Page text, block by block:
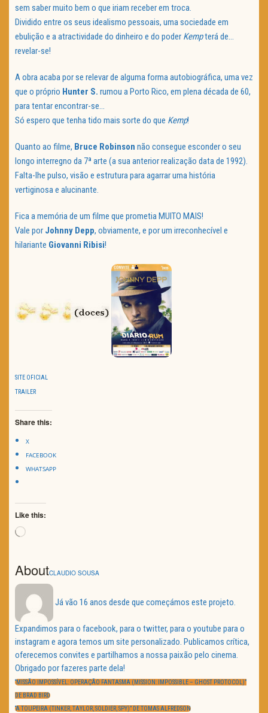
sem saber muito bem o que iriam receber em troca.
Dividido entre os seus idealismo pessoais, uma sociedade em
ebulição e a atractividade do dinheiro e do poder Kempterá de…
revelar-se!
A obra acaba por se relevar de alguma forma autobiográfica, uma vez
que o próprio Hunter S. rumou a Porto Rico, em plena década de 60,
para tentar encontrar-se…
Só espero que tenha tido mais sorte do que Kemp!
Quanto ao filme, Bruce Robinson não consegue esconder o seu
longo interregno da 7ª arte (a sua anterior realização data de 1992).
Falta-lhe pulso, visão e estrutura para agarrar uma história
vertiginosa e alucinante.
Fica a memória de um filme que prometia MUITO MAIS!
Vale por Johnny Depp, obviamente, e por um irreconhecível e
hilariante Giovanni Ribisi!
SITE OFICIAL
TRAILER
Share this:
X
FACEBOOK
WHATSAPP
Like this:
Loading…
AboutCLAUDIO SOUSA
Já vão 16 anos desde que começámos este projeto.
Expandimos para o facebook, para o twitter, para o youtube para o
instagram e agora temos um site personalizado. Publicamos crítica,
oferecemos convites e partilhamos a nossa paixão pelo cinema.
Obrigado por fazeres parte dela!
Navegação
de
artigos
PREVIOUS
“MISSÃO IMPOSSÍVEL: OPERAÇÃO FANTASMA (MISSION: IMPOSSIBLE – GHOST PROTOCOL)”
DE BRAD BIRD
NEXT
“A TOUPEIRA (TINKER, TAYLOR, SOLDIER, SPY)” DE TOMAS ALFREDSON